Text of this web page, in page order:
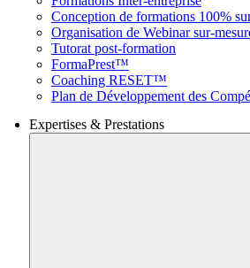
Conception de formations 100%
Organisation de Webinar sur-
Tutorat post-formation
FormaPrest™
Coaching RESET™
Plan de Développement des
Expertises & Prestations